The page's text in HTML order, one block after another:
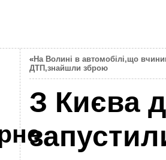
«На Волині в автомобілі,що
ДТП,знайшли зброю
З Києва